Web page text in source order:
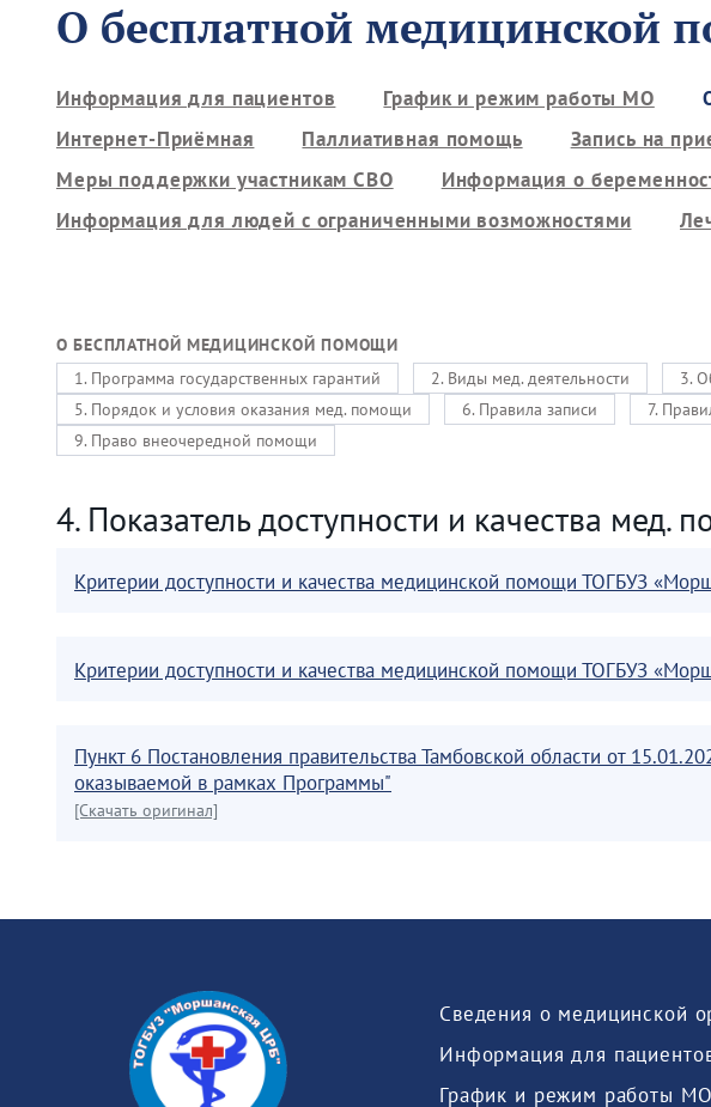
О бесплатной медицинской
Информация для пациентов График и режим работы МО
Интернет-Приёмная
Паллиативная помощь Запись на
Меры поддержки участникам СВО
Информация о
Информация для людей с ограниченными возможностями
О БЕСПЛАТНОЙ МЕДИЦИНСКОЙ ПОМОЩИ
1. Программа государственных гарантий
2. Виды мед. деятельности 3.
5. Порядок и условия оказания мед. помощи
6. Правила записи 7.
9. Право внеочередной помощи
4. Показатель доступности и качества мед.
Критерии доступности и качества медицинской помощи ТОГБУЗ
Критерии доступности и качества медицинской помощи ТОГБУЗ
Пункт 6 Постановления правительства Тамбовской области от
оказываемой в рамках Программы"
[Скачать оригинал]
Информация для
График и режим работы МО